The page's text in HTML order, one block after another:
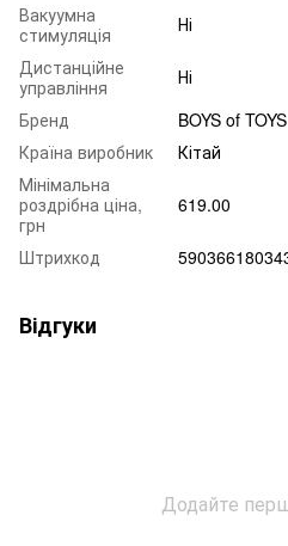
Вакуумна
стимуляція
Ні
Дистанційне
управління
Ні
Бренд
BOYS of TOYS
Країна виробник
Кітай
Мінімальна
роздрібна ціна,
грн
619.00
Штрихкод
Відгуки
Додайте